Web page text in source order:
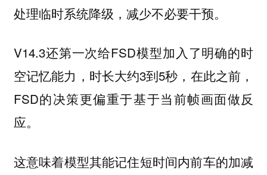
处理临时系统降级，减少不必要干预。
V14.3还第一次给FSD模型加入了明确的时
空记忆能力 ，时长大约3到5秒，在此之前，
FSD的决策更偏重于基于当前帧画面做反
应。
这意味着模型其能记住短时间内前车的加减